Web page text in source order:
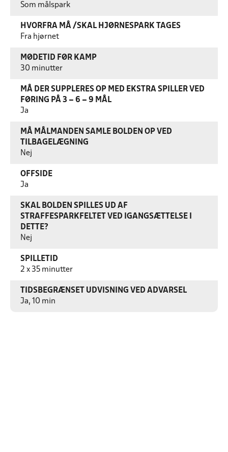
Som målspark
HVORFRA MÅ /SKAL HJØRNESPARK TAGES
Fra hjørnet
MØDETID FØR KAMP
30 minutter
MÅ DER SUPPLERES OP MED EKSTRA SPILLER VED
FØRING PÅ 3 – 6 – 9 MÅL
Ja
MÅ MÅLMANDEN SAMLE BOLDEN OP VED
TILBAGELÆGNING
Nej
OFFSIDE
Ja
SKAL BOLDEN SPILLES UD AF
STRAFFESPARKFELTET VED IGANGSÆTTELSE I
DETTE?
Nej
SPILLETID
2 x 35 minutter
TIDSBEGRÆNSET UDVISNING VED ADVARSEL
Ja, 10 min